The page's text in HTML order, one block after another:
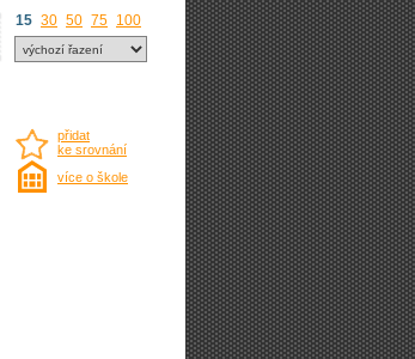
15 30 50 75 100
přidat
ke srovnání
více o škole